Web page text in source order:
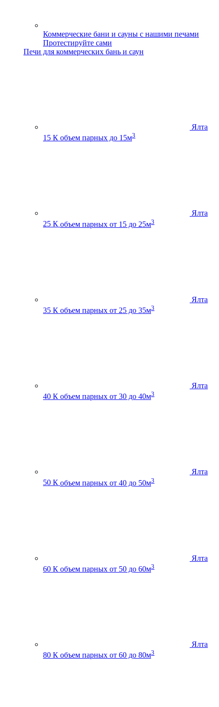
Коммерческие бани и сауны с нашими печами
Протестируйте сами
Печи для коммерческих бань и саун
Ялта
15 К объем парных до 15м3
Ялта
25 К объем парных от 15 до 25м3
Ялта
35 К объем парных от 25 до 35м3
Ялта
40 К объем парных от 30 до 40м3
Ялта
50 К объем парных от 40 до 50м3
Ялта
60 К объем парных от 50 до 60м3
Ялта
80 К объем парных от 60 до 80м3